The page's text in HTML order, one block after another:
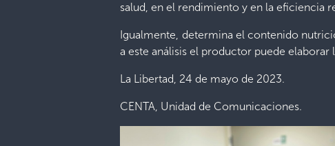
salud, en el rendimiento y en la eficiencia
Igualmente, determina el contenido
a este análisis el productor puede elaborar
La Libertad, 24 de mayo de 2023.
CENTA, Unidad de Comunicaciones.